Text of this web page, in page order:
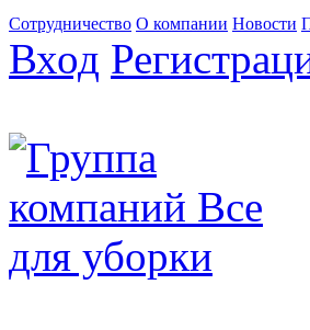
Сотрудничество О компании Новости
Вход